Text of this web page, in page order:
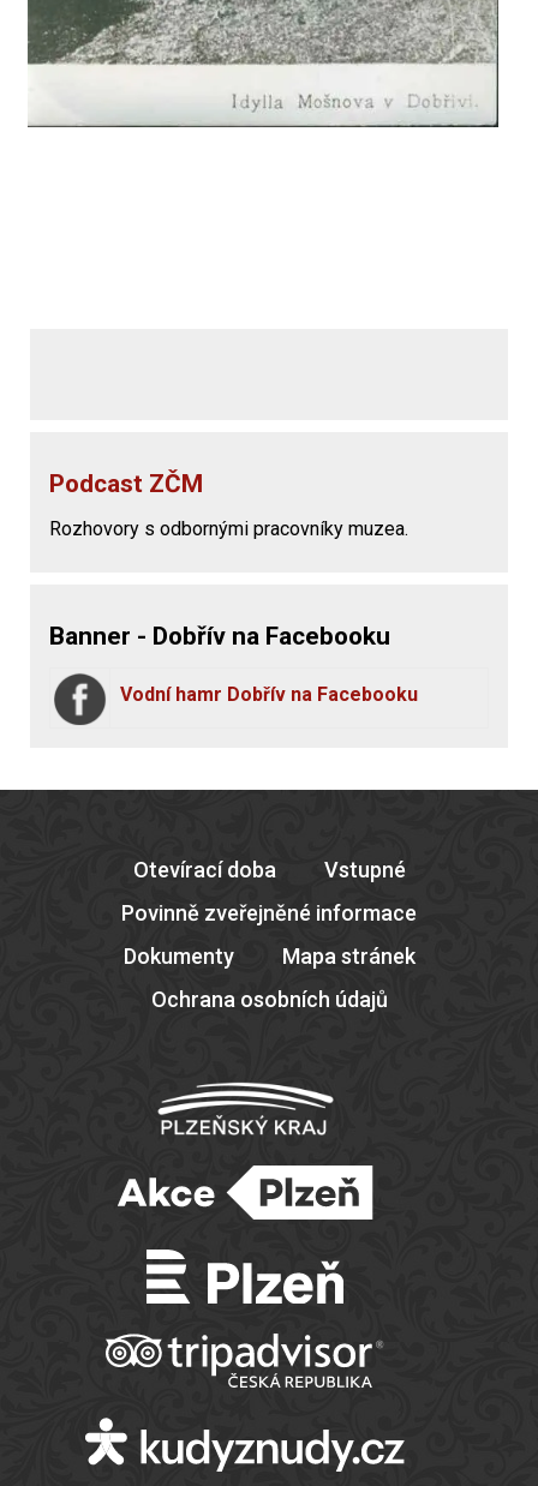
Podcast ZČM
Rozhovory s odbornými pracovníky muzea.
Banner - Dobřív na Facebooku
Vodní hamr Dobřív na Facebooku
Otevírací doba
Vstupné
Povinně zveřejněné informace
Dokumenty
Mapa stránek
Ochrana osobních údajů